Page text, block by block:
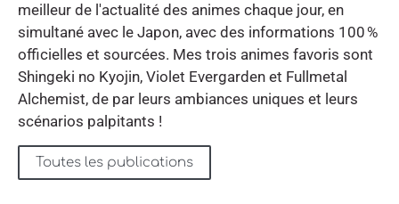
meilleur de l'actualité des animes chaque jour, en
simultané avec le Japon, avec des informations 100 %
officielles et sourcées. Mes trois animes favoris sont
Shingeki no Kyojin, Violet Evergarden et Fullmetal
Alchemist, de par leurs ambiances uniques et leurs
scénarios palpitants !
Toutes les publications